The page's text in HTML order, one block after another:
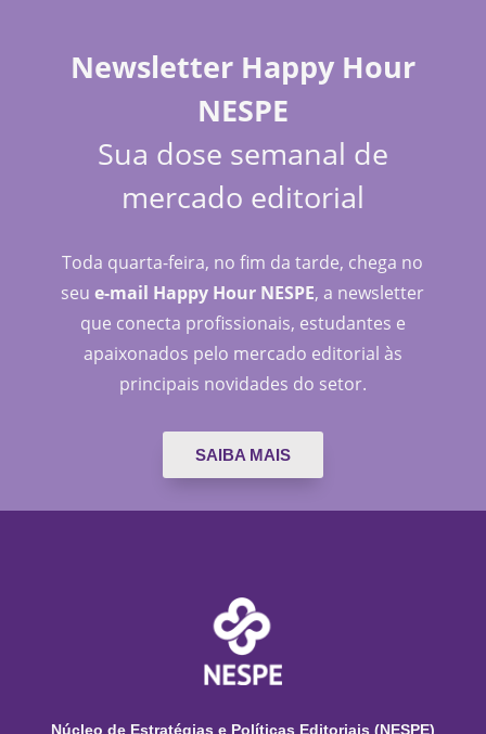
Newsletter Happy Hour
NESPE
Sua dose semanal de
mercado editorial
Toda quarta-feira, no fim da tarde, chega no
seue-mail Happy Hour NESPE, a newsletter
que conecta profissionais, estudantes e
apaixonados pelo mercado editorial às
principais novidades do setor.
SAIBA MAIS
Núcleo de Estratégias e Políticas Editoriais (NESPE)